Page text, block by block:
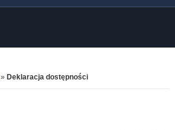
» Deklaracja dostępności